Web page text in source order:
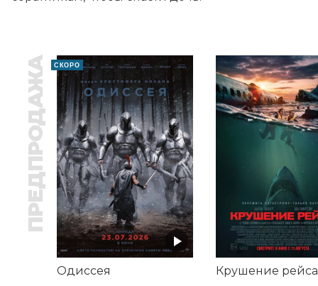
ПРЕДПРОДАЖА СКОРО
Одиссея Крушение рейса